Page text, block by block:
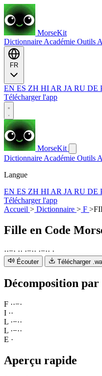
MorseKit
Dictionnaire Académie Outils
EN ES ZH HI AR JA RU DE
Télécharger l'app
MorseKit
Dictionnaire Académie Outils
Langue
EN ES ZH HI AR JA RU DE
Télécharger l'app
Accueil > Dictionnaire > F >
Fille en Code
··−· ·· ·−·· ·−·· ·
Écouter Télécharger
Décomposition
F ··−·
I ··
L ·−··
L ·−··
E ·
Aperçu rapide